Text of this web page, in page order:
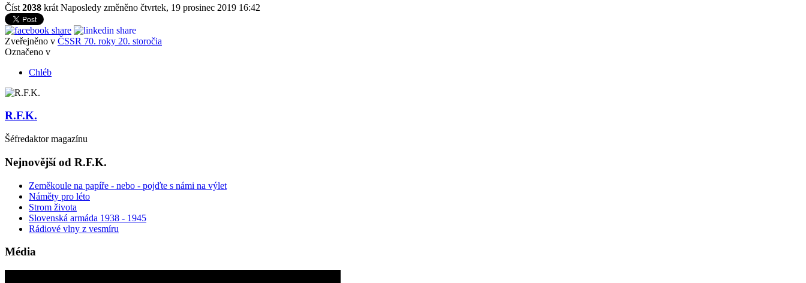
Číst 2038 krát Naposledy změněno čtvrtek, 19 prosinec 2019 16:42
Zveřejněno v ČSSR 70. roky 20. storočia
Označeno v
Chléb
R.F.K.
Šéfredaktor magazínu
Nejnovější od R.F.K.
Zeměkoule na papíře - nebo - pojďte s námi na výlet
Náměty pro léto
Strom života
Slovenská armáda 1938 - 1945
Rádiové vlny z vesmíru
Média